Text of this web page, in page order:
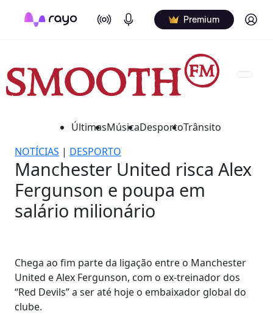
On Air Podcasts Premium Log in
ÚltimasMúsicaDesportoTrânsito
NOTÍCIAS | DESPORTO
Manchester United risca Alex
Fergunson e poupa em
salário milionário
Chega ao fim parte da ligação entre o Manchester
United e Alex Fergunson, com o ex-treinador dos
“Red Devils” a ser até hoje o embaixador global do
clube.